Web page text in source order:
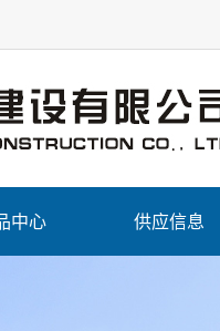
中心 供应信息